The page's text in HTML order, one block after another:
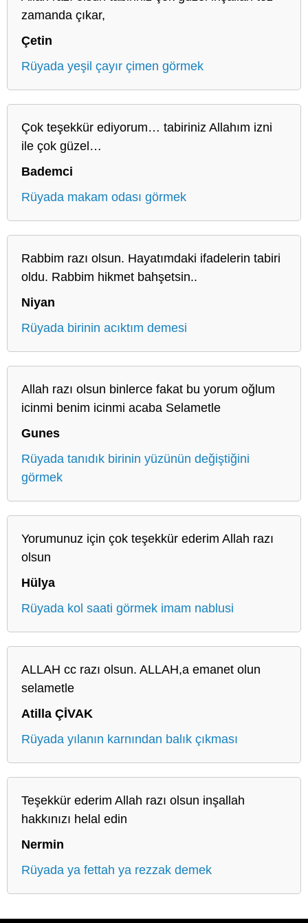
zamanda çıkar,
Çetin
Rüyada yeşil çayır çimen görmek
Çok teşekkür ediyorum… tabiriniz Allahım izni
ile çok güzel…
Bademci
Rüyada makam odası görmek
Rabbim razı olsun. Hayatımdaki ifadelerin tabiri
oldu. Rabbim hikmet bahşetsin..
Niyan
Rüyada birinin acıktım demesi
Allah razı olsun binlerce fakat bu yorum oğlum
icinmi benim icinmi acaba Selametle
Gunes
Rüyada tanıdık birinin yüzünün değiştiğini
görmek
Yorumunuz için çok teşekkür ederim Allah razı
olsun
Hülya
Rüyada kol saati görmek imam nablusi
ALLAH cc razı olsun. ALLAH,a emanet olun
selametle
Atilla ÇİVAK
Rüyada yılanın karnından balık çıkması
Teşekkür ederim Allah razı olsun inşallah
hakkınızı helal edin
Nermin
Rüyada ya fettah ya rezzak demek